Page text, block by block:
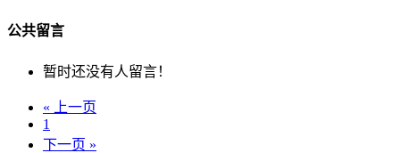
公共留言
暂时还没有人留言！
« 上一页
1
下一页 »